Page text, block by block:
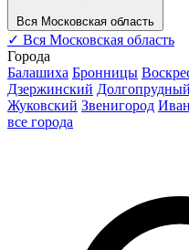
Вся Московская область
✓ Вся Московская область
Города
Балашиха Бронницы
Дзержинский Долгопрудный
Жуковский Звенигород
все города